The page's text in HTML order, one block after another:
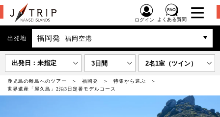
ログイン よくある質問
出発地 福岡発 福岡空港
出発日：未指定 3日間 2名1室（ツイン）
鹿児島の離島へのツアー 福岡発
特集から選ぶ
世界遺産「屋久島」2泊3日定番モデルコース